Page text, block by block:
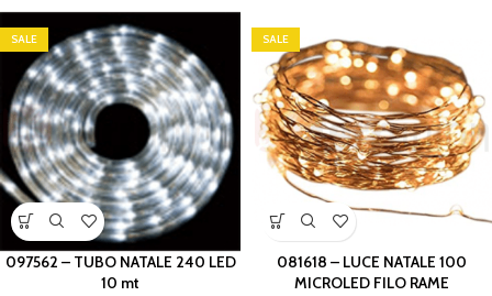
SALE
097562 – TUBO NATALE 240 LED
10 mt
SALE
081618 – LUCE NATALE 100
MICROLED FILO RAME